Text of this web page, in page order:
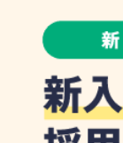
新